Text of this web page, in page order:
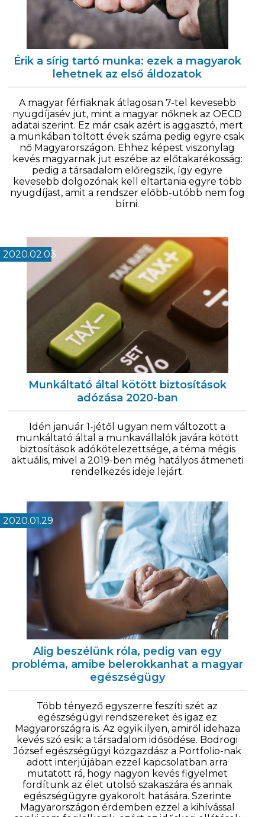
Érik a sírig tartó munka: ezek a magyarok
lehetnek az első áldozatok
A magyar férfiaknak átlagosan 7-tel kevesebb
nyugdíjasév jut, mint a magyar nőknek az OECD
adatai szerint. Ez már csak azért is aggasztó, mert
a munkában töltött évek száma pedig egyre csak
nő Magyarországon. Ehhez képest viszonylag
kevés magyarnak jut eszébe az előtakarékosság:
pedig a társadalom előregszik, így egyre
kevesebb dolgozónak kell eltartania egyre több
nyugdíjast, amit a rendszer előbb-utóbb nem fog
bírni.
2020.02.03
Munkáltató által kötött biztosítások
adózása 2020-ban
Idén január 1-jétől ugyan nem változott a
munkáltató által a munkavállalók javára kötött
biztosítások adókötelezettsége, a téma mégis
aktuális, mivel a 2019-ben még hatályos átmeneti
rendelkezés ideje lejárt.
2020.01.29
Alig beszélünk róla, pedig van egy
probléma, amibe belerokkanhat a magyar
egészségügy
Több tényező egyszerre feszíti szét az
egészségügyi rendszereket és igaz ez
Magyarországra is. Az egyik ilyen, amiről idehaza
kevés szó esik: a társadalom idősödése. Bodrogi
József egészségügyi közgazdász a Portfolio-nak
adott interjújában ezzel kapcsolatban arra
mutatott rá, hogy nagyon kevés figyelmet
fordítunk az élet utolsó szakaszára és annak
egészségügyre gyakorolt hatására. Szerinte
Magyarországon érdemben ezzel a kihívással